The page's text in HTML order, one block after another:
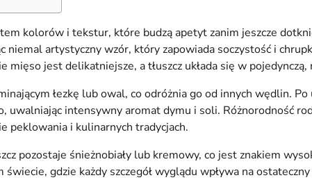
kolorów i tekstur, które budzą apetyt zanim jeszcze
artystyczny wzór, który zapowiada soczystość i
mięso jest delikatniejsze, a tłuszcz układa się w
łezkę lub owal, co odróżnia go od innych wędlin.
uwalniając intensywny aromat dymu i soli. Różnorodność
peklowania i kulinarnych tradycjach.
pozostaje śnieżnobiały lub kremowy, co jest znakiem
świecie, gdzie każdy szczegół wyglądu wpływa na